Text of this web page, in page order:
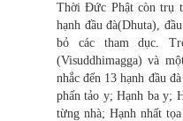
Thời Đức Phật còn trụ
hạnh đầu đà(Dhuta),
bỏ các tham dục.
(Visuddhimagga) và
nhắc đến 13 hạnh đầu
phấn tảo y; Hạnh ba y;
từng nhà; Hạnh nhất